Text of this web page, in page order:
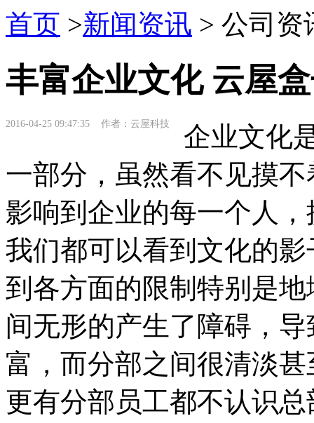
首页 >新闻资讯 > 公司资
丰富企业文化 云屋
2016-04-25 09:47:35 作者：云屋科技
企业文化
一部分，虽然看不见摸
影响到企业的每一个人
我们都可以看到文化的
到各方面的限制特别是
间无形的产生了障碍，
富，而分部之间很清淡
更有分部员工都不认识